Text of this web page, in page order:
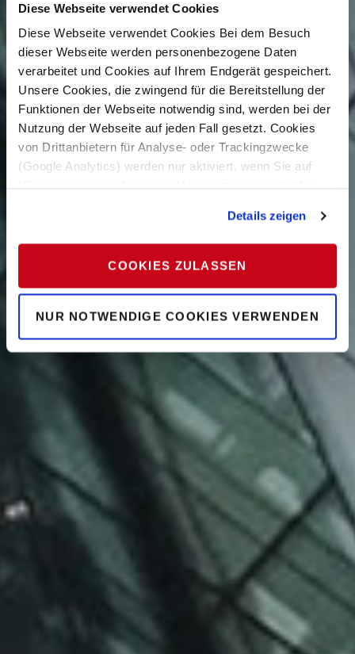
Diese Webseite verwendet Cookies
Diese Webseite verwendet Cookies Bei dem Besuch
dieser Webseite werden personenbezogene Daten
verarbeitet und Cookies auf Ihrem Endgerät gespeichert.
Unsere Cookies, die zwingend für die Bereitstellung der
Funktionen der Webseite notwendig sind, werden bei der
Nutzung der Webseite auf jeden Fall gesetzt. Cookies
von Drittanbietern für Analyse- oder Trackingzwecke
(Google Analytics) werden nur aktiviert, wenn Sie auf
Datenschutzerklärung—
Impressum.
Details zeigen
COOKIES ZULASSEN
NUR NOTWENDIGE COOKIES VERWENDEN